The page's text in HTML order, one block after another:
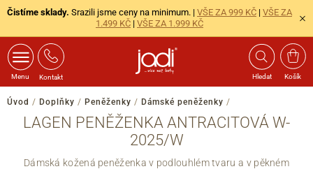
Čistíme sklady. Srazili jsme ceny na minimum. | VŠE ZA 999 KČ | VŠE ZA
1.499 KČ | VŠE ZA 1.999 KČ
Menu Kontakt Hledat Košík
Úvod / Doplňky / Peněženky / Dámské peněženky /
LAGEN PENĚŽENKA ANTRACITOVÁ W-
2025/W
Dámská kožená peněženka v podlouhlém tvaru a v pěkném